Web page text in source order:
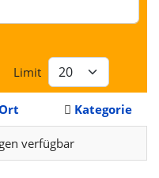
Limit
Kategorie
verfügbar